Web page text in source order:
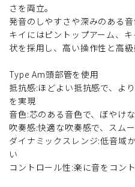
さを両立。
発音のしやすさや深みのある音
キイにはピントップアーム、
状を採用し、高い操作性と高級
Type Am頭部管を使用
抵抗感:ほどよい抵抗感で、よ
を実現
音色:芯のある音色で、ぼやけ
吹奏感:快適な吹奏感で、スム
ダイナミックスレンジ:低音域
い
コントロール性:楽に音をコン